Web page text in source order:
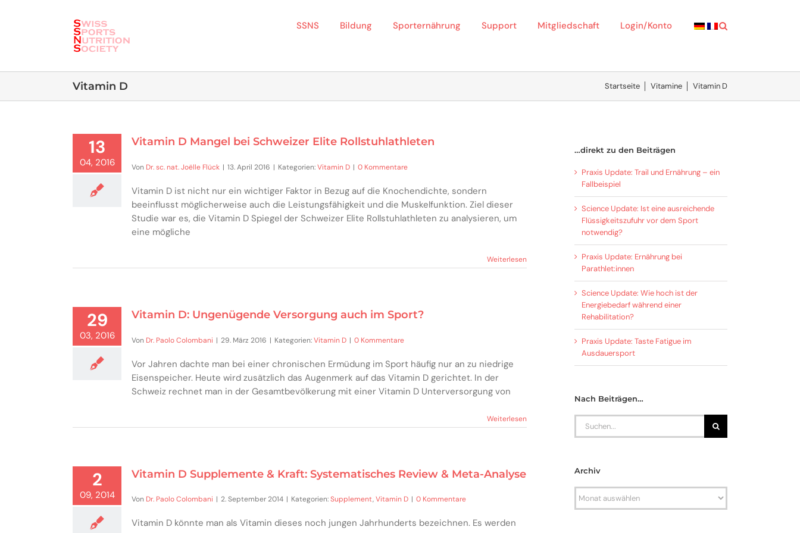
SSNS Bildung Sporternährung Support Mitgliedschaft Login/Konto
Vitamin D Startseite Vitamine Vitamin D
13
04, 2016
Vitamin D Mangel bei Schweizer Elite Rollstuhlathleten
Von Dr. sc. nat. Joëlle Flück | 13. April 2016 | Kategorien:Vitamin D | 0 Kommentare
Vitamin D ist nicht nur ein wichtiger Faktor in Bezug auf die Knochendichte, sondern
beeinflusst möglicherweise auch die Leistungsfähigkeit und die Muskelfunktion. Ziel dieser
Studie war es, die Vitamin D Spiegel der Schweizer Elite Rollstuhlathleten zu analysieren, um
eine mögliche
Weiterlesen
29
03, 2016
Vitamin D: Ungenügende Versorgung auch im Sport?
Von Dr. Paolo Colombani | 29. März 2016 | Kategorien:Vitamin D | 0 Kommentare
Vor Jahren dachte man bei einer chronischen Ermüdung im Sport häufig nur an zu niedrige
Eisenspeicher. Heute wird zusätzlich das Augenmerk auf das Vitamin D gerichtet. In der
Schweiz rechnet man in der Gesamtbevölkerung mit einer Vitamin D Unterversorgung von
Weiterlesen
2
09, 2014
Vitamin D Supplemente & Kraft: Systematisches Review & Meta-Analyse
Von Dr. Paolo Colombani | 2. September 2014 | Kategorien:Supplement,Vitamin D | 0 Kommentare
Vitamin D könnte man als Vitamin dieses noch jungen Jahrhunderts bezeichnen. Es werden
…direkt zu den Beiträgen
Praxis Update: Trail und Ernährung – ein
Fallbeispiel
Science Update: Ist eine ausreichende
Flüssigkeitszufuhr vor dem Sport
notwendig?
Praxis Update: Ernährung bei
Parathlet:innen
Science Update: Wie hoch ist der
Energiebedarf während einer
Rehabilitation?
Praxis Update: Taste Fatigue im
Ausdauersport
Nach Beiträgen…
Search
Archiv
Archiv